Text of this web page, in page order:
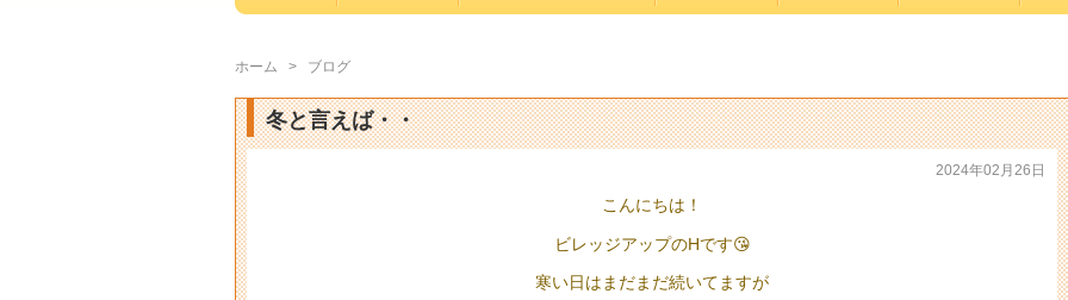
ホーム > ブログ
冬と言えば・・
2024年02月26日
こんにちは！
ビレッジアップのHです😘
寒い日はまだまだ続いてますが